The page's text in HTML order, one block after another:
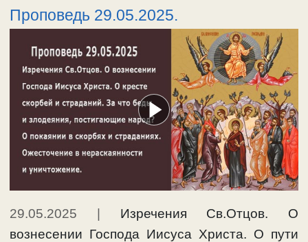
Проповедь 29.05.2025.
29.05.2025 | Изречения Св.Отцов. О
вознесении Господа Иисуса Христа. О пути